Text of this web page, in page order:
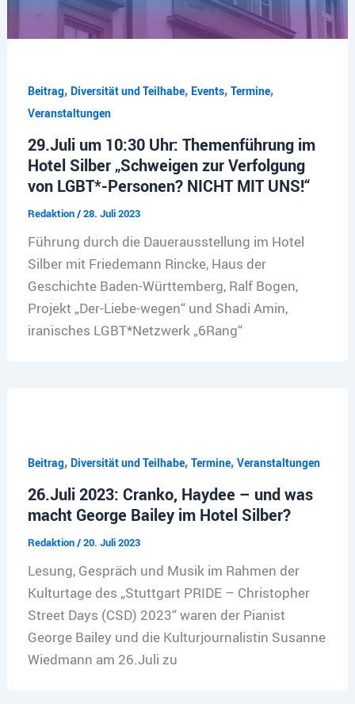
Beitrag, Diversität und Teilhabe, Events, Termine,
Veranstaltungen
29.Juli um 10:30 Uhr: Themenführung im
Hotel Silber „Schweigen zur Verfolgung
von LGBT*-Personen? NICHT MIT UNS!“
Redaktion/28. Juli 2023
Führung durch die Dauerausstellung im Hotel
Silber mit Friedemann Rincke, Haus der
Geschichte Baden-Württemberg, Ralf Bogen,
Projekt „Der-Liebe-wegen“ und Shadi Amin,
iranisches LGBT*Netzwerk „6Rang“
Beitrag, Diversität und Teilhabe, Termine, Veranstaltungen
26.Juli 2023: Cranko, Haydee – und was
macht George Bailey im Hotel Silber?
Redaktion/20. Juli 2023
Lesung, Gespräch und Musik im Rahmen der
Kulturtage des „Stuttgart PRIDE – Christopher
Street Days (CSD) 2023“ waren der Pianist
George Bailey und die Kulturjournalistin Susanne
Wiedmann am 26.Juli zu